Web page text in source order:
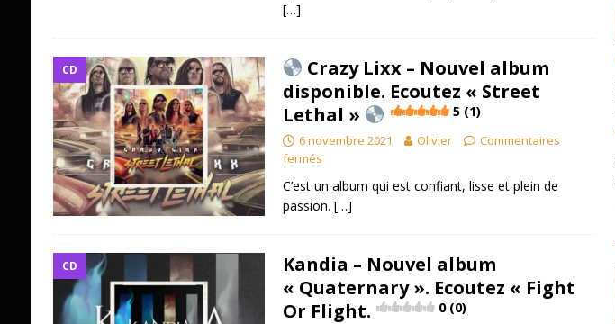
[…]
CD
Crazy Lixx – Nouvel album
disponible. Ecoutez « Street
Lethal »
5 (1)
6 novembre 2021 Olivier
Commentaires
fermés
C’est un album qui est confiant, lisse et plein de
passion. […]
CD
Kandia – Nouvel album
« Quaternary ». Ecoutez « Fight
Or Flight.
0 (0)